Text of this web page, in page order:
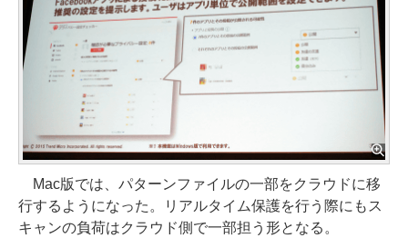
Mac版では、パターンファイルの一部をクラウドに移
行するようになった。リアルタイム保護を行う際にもス
キャンの負荷はクラウド側で一部担う形となる。